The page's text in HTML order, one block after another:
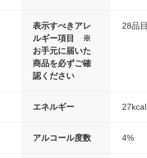
表示すべきアレ
ルギー項目 ※
お手元に届いた
商品を必ずご確
認ください
28品
エネルギー
アルコール度数 4%